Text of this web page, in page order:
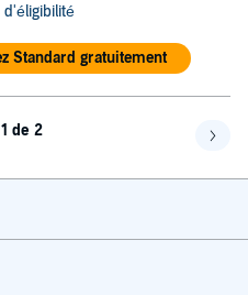
d'éligibilité
Standard gratuitement
de 2